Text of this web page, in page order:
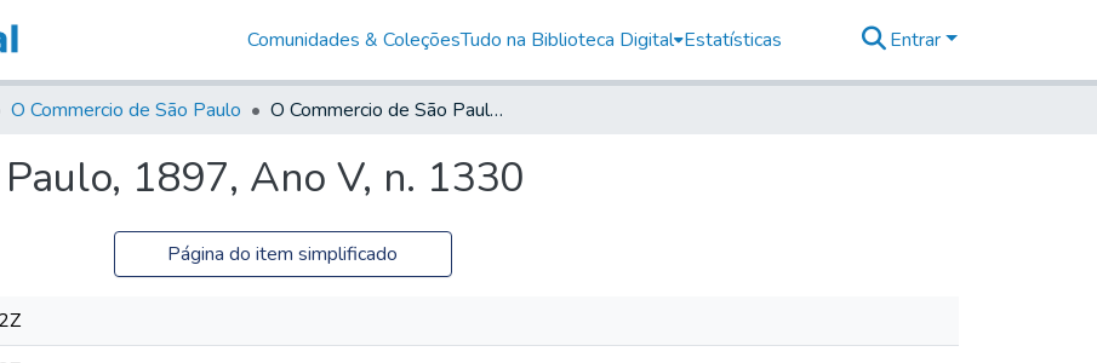
Comunidades & ColeçõesTudo na Biblioteca Digital Estatísticas Entrar
O Commercio de São Paulo O Commercio de São Paulo, 1897, Ano V, n. 1330
1897, Ano V, n. 1330
Página do item simplificado